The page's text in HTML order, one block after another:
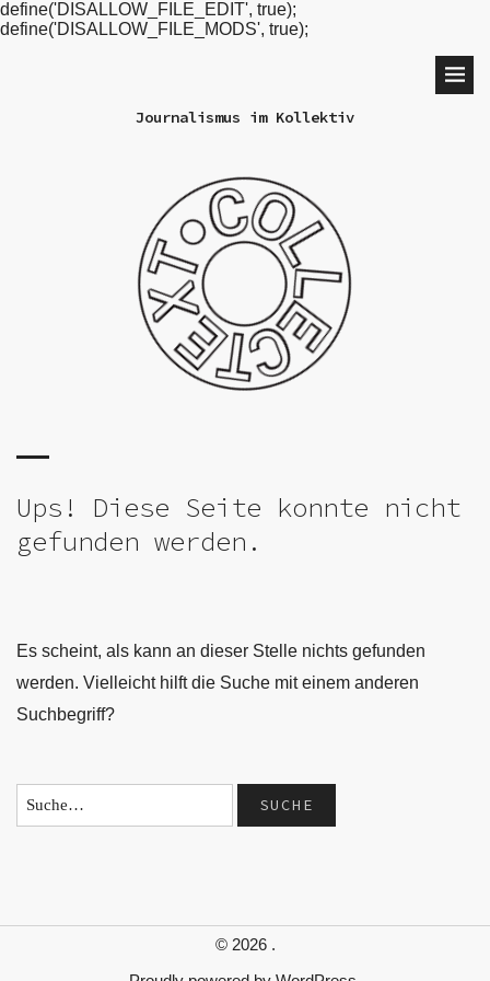
define('DISALLOW_FILE_EDIT', true);
define('DISALLOW_FILE_MODS', true);
Journalismus im Kollektiv
Ups! Diese Seite konnte nicht
gefunden werden.
Es scheint, als kann an dieser Stelle nichts gefunden
werden. Vielleicht hilft die Suche mit einem anderen
Suchbegriff?
© 2026 .